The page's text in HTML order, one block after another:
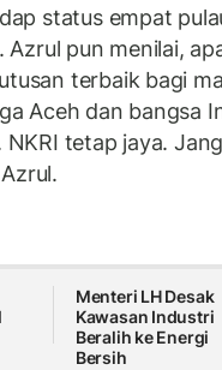
status empat
Azrul pun menilai,
terbaik bagi
Aceh dan bangsa
tetap jaya.
Menteri LH Desak
Kawasan Industri
Beralih ke Energi
Bersih